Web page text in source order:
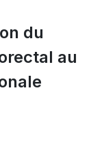
du
au